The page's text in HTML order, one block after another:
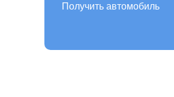
Получить автомобиль